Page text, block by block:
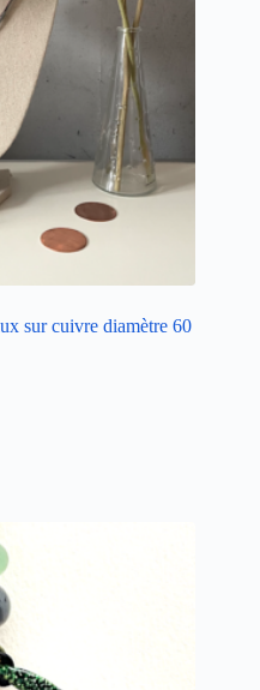
sur cuivre diamètre 60